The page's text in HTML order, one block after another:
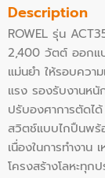
Description
ROWEL รุ่น
2,400 วัตต์ ออกแบ
แม่นยำ ให้รอบควา
แรง รองรับงานหนั
ปรับองศาการตัดไ
สวิตช์แบบไกปืนพร้
เนื่องในการทำงาน
โครงสร้างโลหะทุกป